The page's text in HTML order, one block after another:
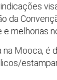
da
e melhorias
na Mooca, é